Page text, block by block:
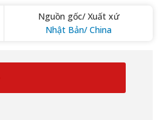
Nguồn gốc/ Xuất xứ
Nhật Bản/ China